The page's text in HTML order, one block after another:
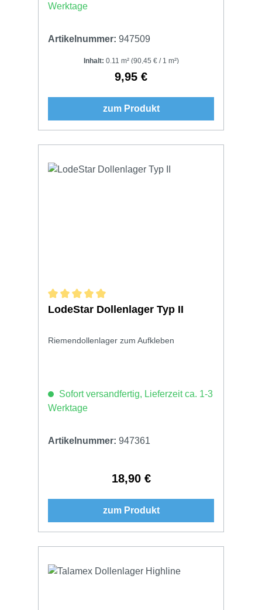
Werktage
Artikelnummer: 947509
Inhalt: 0.11 m² (90,45 € / 1 m²)
Regulärer Preis:
9,95 €
zum Produkt
Durchschnittliche Bewertung von 5 von 5 Sternen
LodeStar Dollenlager Typ II
Riemendollenlager zum Aufkleben
Sofort versandfertig, Lieferzeit ca. 1-3
Werktage
Artikelnummer: 947361
Regulärer Preis:
18,90 €
zum Produkt